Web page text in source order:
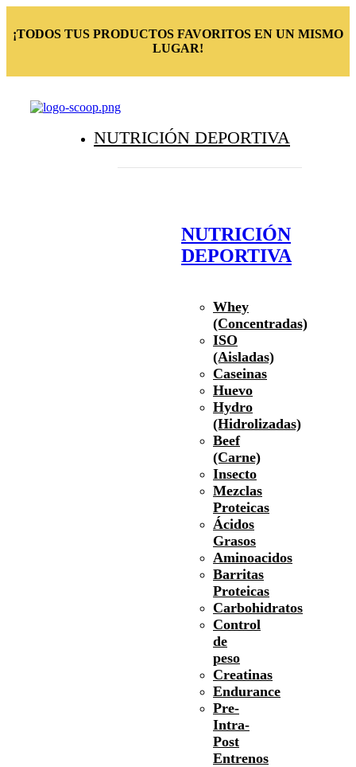
¡TODOS TUS PRODUCTOS FAVORITOS EN UN MISMO
LUGAR!
NUTRICIÓN DEPORTIVA
NUTRICIÓN
DEPORTIVA
Whey
(Concentradas)
ISO
(Aisladas)
Caseinas
Huevo
Hydro
(Hidrolizadas)
Beef
(Carne)
Insecto
Mezclas
Proteicas
Ácidos
Grasos
Aminoacidos
Barritas
Proteicas
Carbohidratos
Control
de
peso
Creatinas
Endurance
Pre-
Intra-
Post
Entrenos